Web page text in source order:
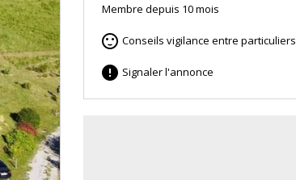
Membre depuis 10 mois
 Conseils vigilance entre particuliers
 Signaler l'annonce